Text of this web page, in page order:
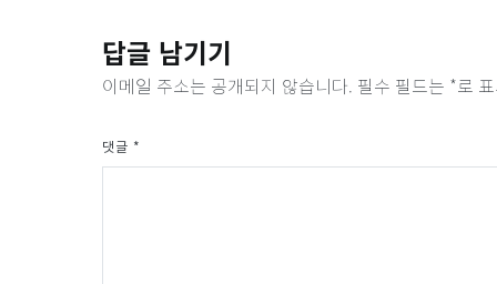
답글 남기기
이메일 주소는 공개되지 않습니다. 필수 필드는 *로
댓글 *